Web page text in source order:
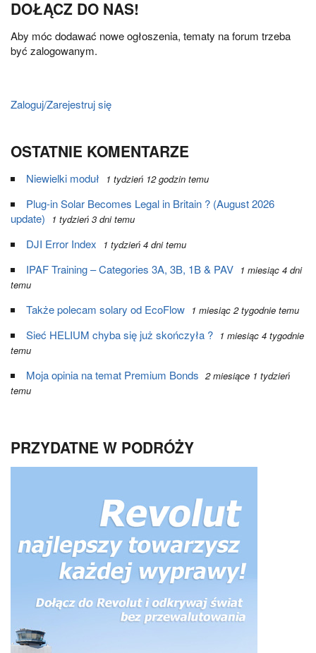
DOŁĄCZ DO NAS!
Aby móc dodawać nowe ogłoszenia, tematy na forum trzeba
być zalogowanym.
Zaloguj/Zarejestruj się
OSTATNIE KOMENTARZE
Niewielki moduł 1 tydzień 12 godzin temu
Plug-in Solar Becomes Legal in Britain ? (August 2026
update)
1 tydzień 3 dni temu
DJI Error Index 1 tydzień 4 dni temu
IPAF Training – Categories 3A, 3B, 1B & PAV 1 miesiąc 4 dni
temu
Także polecam solary od EcoFlow 1 miesiąc 2 tygodnie temu
Sieć HELIUM chyba się już skończyła ? 1 miesiąc 4 tygodnie
temu
Moja opinia na temat Premium Bonds 2 miesiące 1 tydzień
temu
PRZYDATNE W PODRÓŻY